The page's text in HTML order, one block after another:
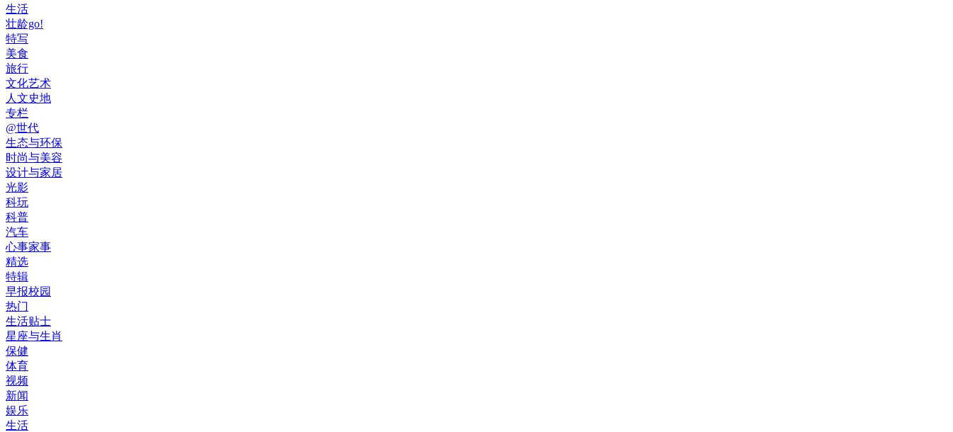
生活
壮龄go!
特写
美食
旅行
文化艺术
人文史地
专栏
@世代
生态与环保
时尚与美容
设计与家居
光影
科玩
科普
汽车
心事家事
精选
特辑
早报校园
热门
生活贴士
星座与生肖
保健
体育
视频
新闻
娱乐
生活